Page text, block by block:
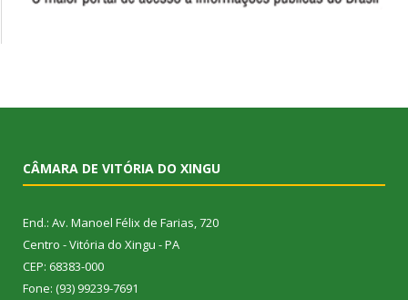
CÂMARA DE VITÓRIA DO XINGU
End.: Av. Manoel Félix de Farias, 720
Centro - Vitória do Xingu - PA
CEP: 68383-000
Fone: (93) 99239-7691